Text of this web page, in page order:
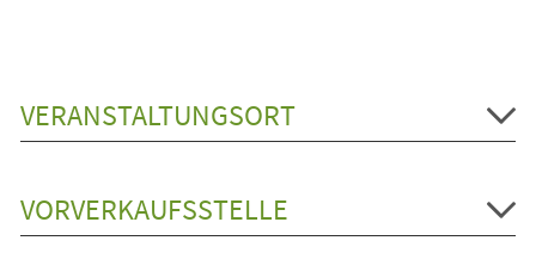
VERANSTALTUNGSORT
VORVERKAUFSSTELLE